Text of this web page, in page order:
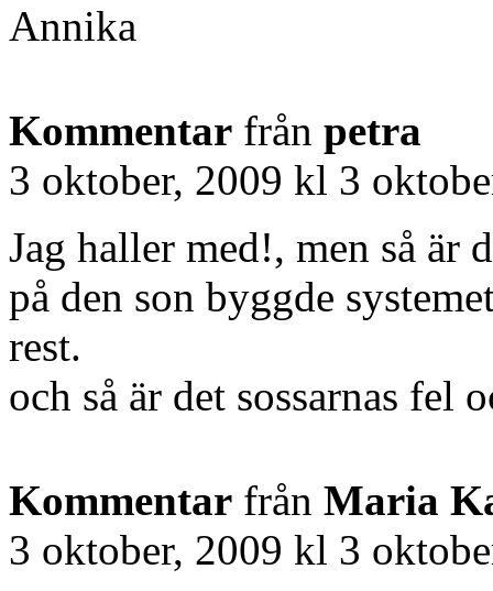
Annika
Kommentar från petra
3 oktober, 2009 kl 3
Jag haller med!, men så är
på den son byggde
rest.
och så är det sossarnas fel
Kommentar från Maria
3 oktober, 2009 kl 3